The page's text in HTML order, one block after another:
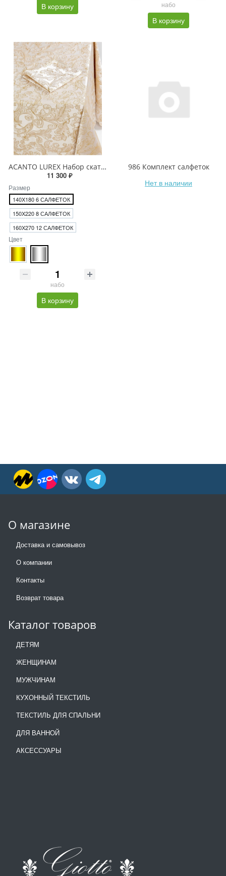
В корзину набо
В корзину
ACANTO LUREX Набор скатерть и салфетки
11 300 ₽
Размер
140X180 6 САЛФЕТОК
150X220 8 САЛФЕТОК
160X270 12 САЛФЕТОК
Цвет
набо
В корзину
986 Комплект салфеток
Нет в наличии
О магазине
Доставка и самовывоз
О компании
Контакты
Возврат товара
Каталог товаров
ДЕТЯМ
ЖЕНЩИНАМ
МУЖЧИНАМ
КУХОННЫЙ ТЕКСТИЛЬ
ТЕКСТИЛЬ ДЛЯ СПАЛЬНИ
ДЛЯ ВАННОЙ
АКСЕССУАРЫ